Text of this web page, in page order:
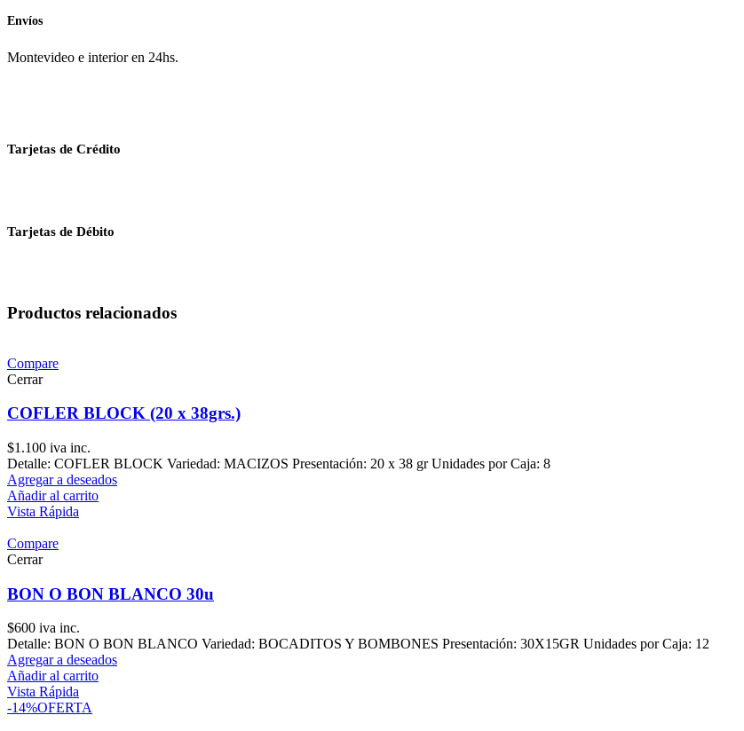
Envíos
Montevideo e interior en 24hs.
Tarjetas de Crédito
Tarjetas de Débito
Productos relacionados
Compare
Cerrar
COFLER BLOCK (20 x 38grs.)
$1.100 iva inc.
Detalle: COFLER BLOCK Variedad: MACIZOS Presentación: 20 x 38 gr Unidades por Caja: 8
Agregar a deseados
Añadir al carrito
Vista Rápida
Compare
Cerrar
BON O BON BLANCO 30u
$600 iva inc.
Detalle: BON O BON BLANCO Variedad: BOCADITOS Y BOMBONES Presentación: 30X15GR Unidades por Caja: 12
Agregar a deseados
Añadir al carrito
Vista Rápida
-14%OFERTA